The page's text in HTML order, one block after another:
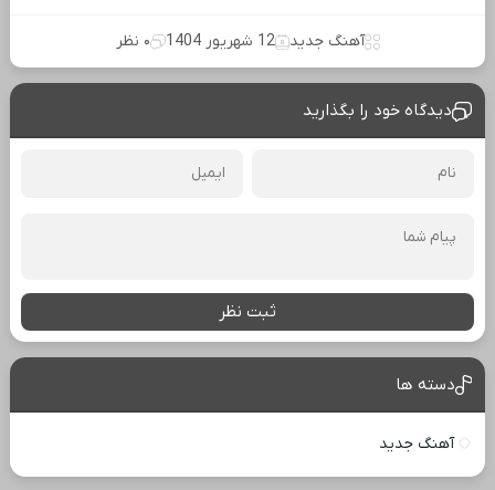
آهنگ جدید 12 شهریور 1404 ۰ نظر
دیدگاه خود را بگذارید
ثبت نظر
دسته ها
آهنگ جدید